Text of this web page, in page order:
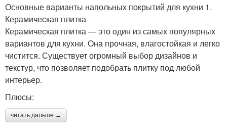
Основные варианты напольных покрытий для кухни 1.
Керамическая плитка
Керамическая плитка — это один из самых популярных
вариантов для кухни. Она прочная, влагостойкая и легко
чистится. Существует огромный выбор дизайнов и
текстур, что позволяет подобрать плитку под любой
интерьер.
Плюсы:
читать дальше →